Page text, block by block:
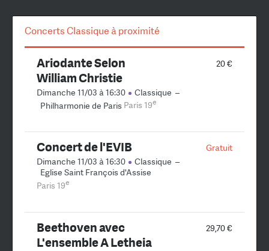
Concerts Classique à proximité
20 €
Ariodante Selon
William Christie
Dimanche 11/03 à 16:30 Classique –
Philharmonie de Paris Paris 19e
Gratuit
Concert de l'EVIB
Dimanche 11/03 à 16:30 Classique –
Eglise Saint François d'Assise
Paris 19e
29,70 €
Beethoven avec
L'ensemble A Letheia